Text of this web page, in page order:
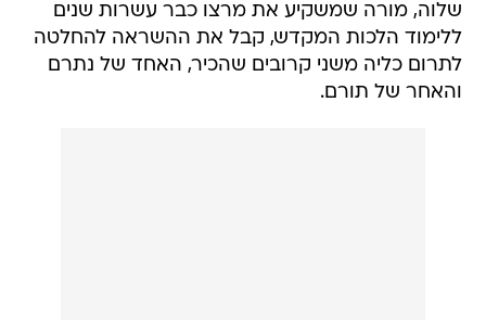
שלוה, מורה שמשקיע את מרצו כבר עשרות שנים
ללימוד הלכות המקדש, קבל את ההשראה להחלטה
לתרום כליה משני קרובים שהכיר, האחד של נתרם
והאחר של תורם.